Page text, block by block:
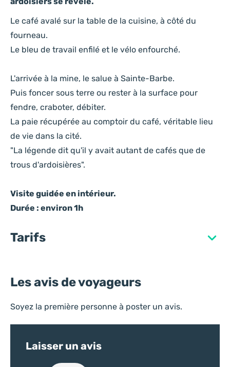
Le café avalé sur la table de la cuisine, à côté du
fourneau.
Le bleu de travail enfilé et le vélo enfourché.
L'arrivée à la mine, le salue à Sainte-Barbe.
Puis foncer sous terre ou rester à la surface pour
fendre, craboter, débiter.
La paie récupérée au comptoir du café, véritable lieu
de vie dans la cité.
"La légende dit qu'il y avait autant de cafés que de
trous d'ardoisières".
Visite guidée en intérieur.
Durée : environ 1h
Tarifs
Début du séjour*
Nb. d'adultes*
Nb. d'enfants*
Détail de votre demande
Vos données personnelles
Les informations recueillies à partir de ce formulaire permettent
Les avis de voyageurs
Soyez la première personne à poster un avis.
Laisser un avis